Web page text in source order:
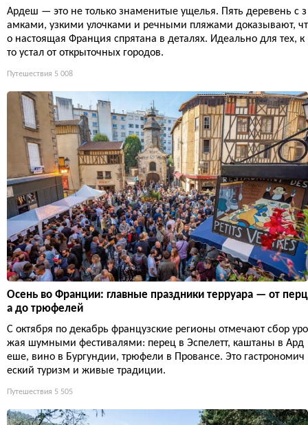
Ардеш — это не только знаменитые ущелья. Пять деревень с з
амками, узкими улочками и речными пляжами доказывают, чт
о настоящая Франция спрятана в деталях. Идеально для тех, к
то устал от открыточных городов.
Путешествия 5 008
Осень во Франции: главные праздники терруара — от перц
а до трюфелей
С октября по декабрь французские регионы отмечают сбор уро
жая шумными фестивалями: перец в Эспелетт, каштаны в Ард
еше, вино в Бургундии, трюфели в Провансе. Это гастрономич
еский туризм и живые традиции.
Путешествия 5 505